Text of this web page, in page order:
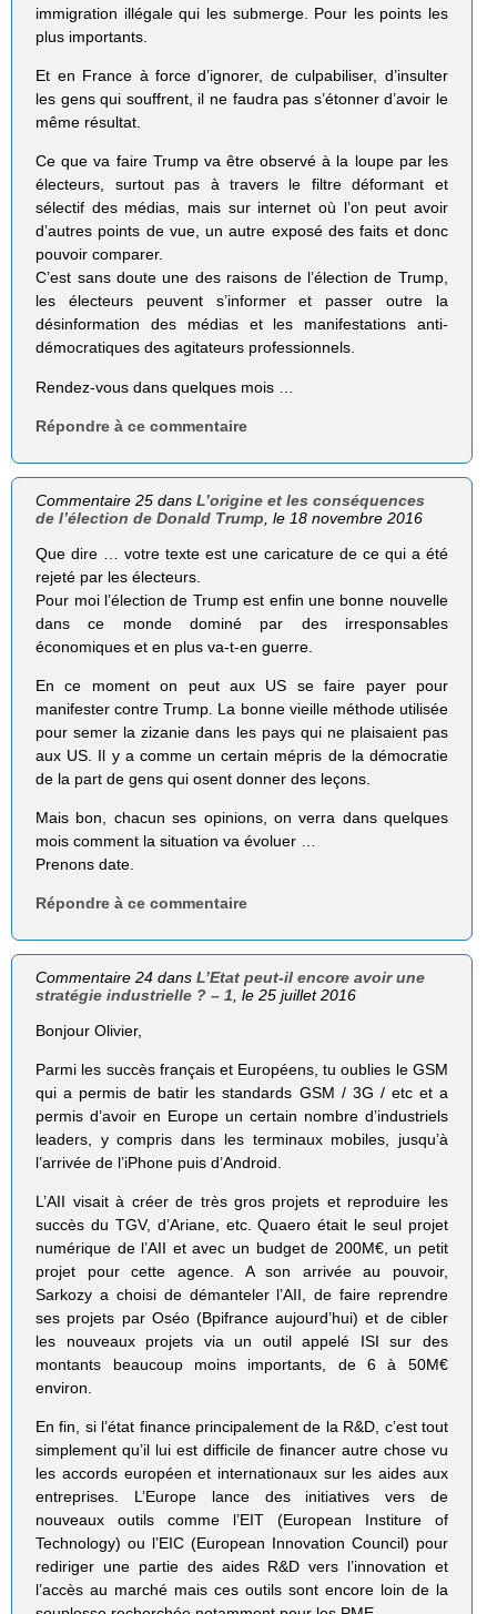
immigration illégale qui les submerge. Pour les points les
plus importants.
Et en France à force d’ignorer, de culpabiliser, d’insulter
les gens qui souffrent, il ne faudra pas s’étonner d’avoir le
même résultat.
Ce que va faire Trump va être observé à la loupe par les
électeurs, surtout pas à travers le filtre déformant et
sélectif des médias, mais sur internet où l’on peut avoir
d’autres points de vue, un autre exposé des faits et donc
pouvoir comparer.
C’est sans doute une des raisons de l’élection de Trump,
les électeurs peuvent s’informer et passer outre la
désinformation des médias et les manifestations anti-
démocratiques des agitateurs professionnels.
Rendez-vous dans quelques mois …
Répondre à ce commentaire
Commentaire 25 dansL’origine et les conséquences
de l’élection de Donald Trump , le 18 novembre 2016
Que dire … votre texte est une caricature de ce qui a été
rejeté par les électeurs.
Pour moi l’élection de Trump est enfin une bonne nouvelle
dans ce monde dominé par des irresponsables
économiques et en plus va-t-en guerre.
En ce moment on peut aux US se faire payer pour
manifester contre Trump. La bonne vieille méthode utilisée
pour semer la zizanie dans les pays qui ne plaisaient pas
aux US. Il y a comme un certain mépris de la démocratie
de la part de gens qui osent donner des leçons.
Mais bon, chacun ses opinions, on verra dans quelques
mois comment la situation va évoluer …
Prenons date.
Répondre à ce commentaire
Commentaire 24 dansL’Etat peut-il encore avoir une
stratégie industrielle ? – 1 , le 25 juillet 2016
Bonjour Olivier,
Parmi les succès français et Européens, tu oublies le GSM
qui a permis de batir les standards GSM / 3G / etc et a
permis d’avoir en Europe un certain nombre d’industriels
leaders, y compris dans les terminaux mobiles, jusqu’à
l’arrivée de l’iPhone puis d’Android.
L’AII visait à créer de très gros projets et reproduire les
succès du TGV, d’Ariane, etc. Quaero était le seul projet
numérique de l’AII et avec un budget de 200M€, un petit
projet pour cette agence. A son arrivée au pouvoir,
Sarkozy a choisi de démanteler l’AII, de faire reprendre
ses projets par Oséo (Bpifrance aujourd’hui) et de cibler
les nouveaux projets via un outil appelé ISI sur des
montants beaucoup moins importants, de 6 à 50M€
environ.
En fin, si l’état finance principalement de la R&D, c’est tout
simplement qu’il lui est difficile de financer autre chose vu
les accords européen et internationaux sur les aides aux
entreprises. L’Europe lance des initiatives vers de
nouveaux outils comme l’EIT (European Institure of
Technology) ou l’EIC (European Innovation Council) pour
rediriger une partie des aides R&D vers l’innovation et
l’accès au marché mais ces outils sont encore loin de la